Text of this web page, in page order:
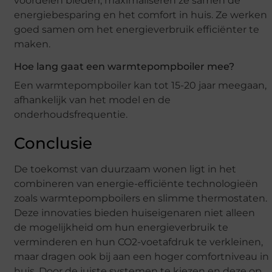
energiebesparing en het comfort in huis. Ze werken
goed samen om het energieverbruik efficiënter te
maken.
Hoe lang gaat een warmtepompboiler mee?
Een warmtepompboiler kan tot 15-20 jaar meegaan,
afhankelijk van het model en de
onderhoudsfrequentie.
Conclusie
De toekomst van duurzaam wonen ligt in het
combineren van energie-efficiënte technologieën
zoals warmtepompboilers en slimme thermostaten.
Deze innovaties bieden huiseigenaren niet alleen
de mogelijkheid om hun energieverbruik te
verminderen en hun CO2-voetafdruk te verkleinen,
maar dragen ook bij aan een hoger comfortniveau in